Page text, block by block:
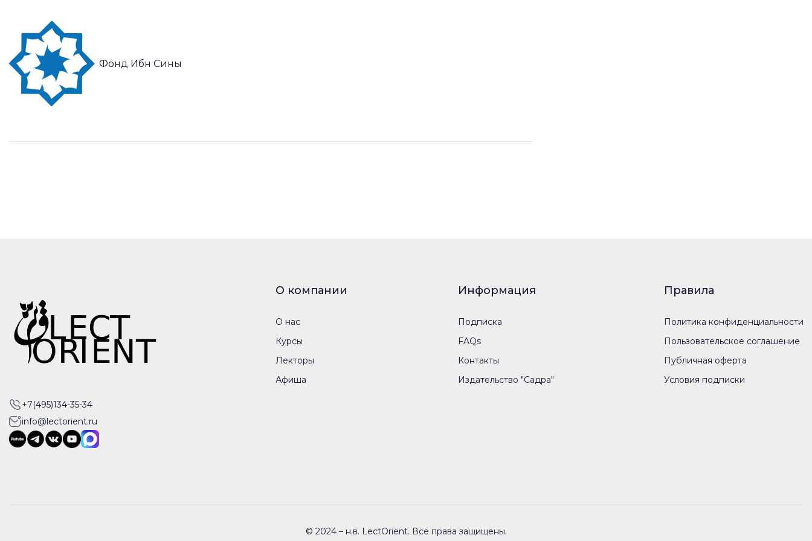
Фонд Ибн Сины
+7(495)134-35-34
info@lectorient.ru
О компании
О нас
Курсы
Лекторы
Афиша
Информация
Подписка
FAQs
Контакты
Издательство "Садра"
Правила
Политика конфиденциальности
Пользовательское соглашение
Публичная оферта
Условия подписки
© 2024 – н.в. LectOrient. Все права защищены.